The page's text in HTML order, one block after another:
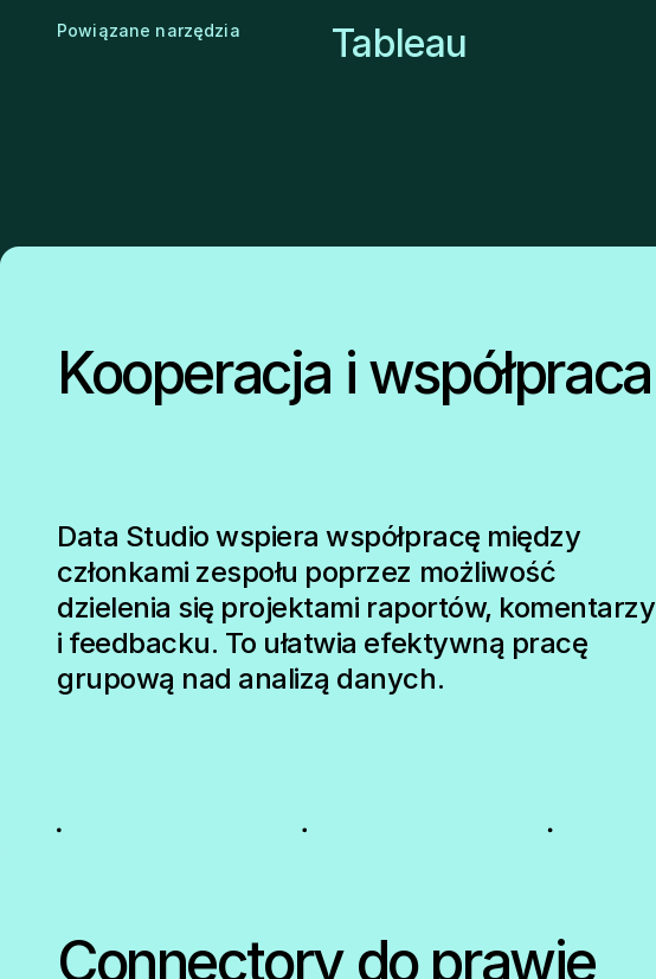
Powiązane narzędzia Tableau
Kooperacja i współpraca
Data Studio wspiera współpracę między
członkami zespołu poprzez możliwość
dzielenia się projektami raportów, komentarzy
i feedbacku. To ułatwia efektywną pracę
grupową nad analizą danych.
Connectory do prawie